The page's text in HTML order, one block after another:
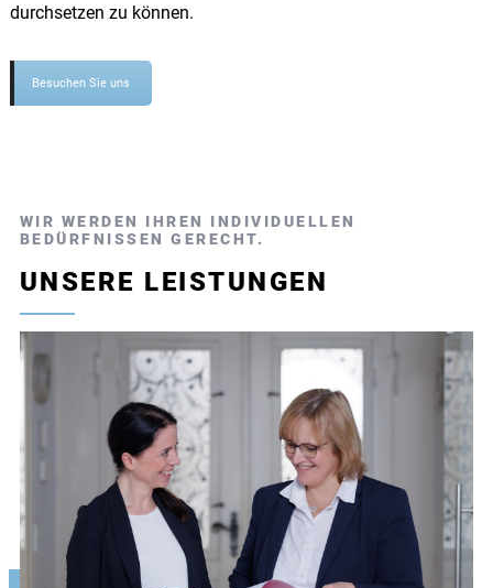
durchsetzen zu können.
Besuchen Sie uns
WIR WERDEN IHREN INDIVIDUELLEN
BEDÜRFNISSEN GERECHT.
UNSERE LEISTUNGEN